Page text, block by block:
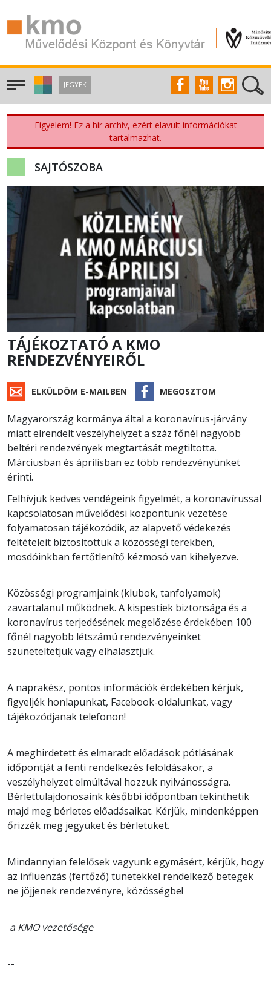
JEGYEK
Figyelem! Ez a hír archív, ezért elavult információkat
tartalmazhat.
SAJTÓSZOBA
TÁJÉKOZTATÓ A KMO
RENDEZVÉNYEIRŐL
ELKÜLDÖM E-MAILBEN MEGOSZTOM
Magyarország kormánya által a koronavírus-járvány
miatt elrendelt veszélyhelyzet a száz főnél nagyobb
beltéri rendezvények megtartását megtiltotta.
Márciusban és áprilisban ez több rendezvényünket
érinti.
Felhívjuk kedves vendégeink figyelmét, a koronavírussal
kapcsolatosan művelődési központunk vezetése
folyamatosan tájékozódik, az alapvető védekezés
feltételeit biztosítottuk a közösségi terekben,
mosdóinkban fertőtlenítő kézmosó van kihelyezve.
Közösségi programjaink (klubok, tanfolyamok)
zavartalanul működnek. A kispestiek biztonsága és a
koronavírus terjedésének megelőzése érdekében 100
főnél nagyobb létszámú rendezvényeinket
szüneteltetjük vagy elhalasztjuk.
A naprakész, pontos információk érdekében kérjük,
figyeljék honlapunkat, Facebook-oldalunkat, vagy
tájékozódjanak telefonon!
A meghirdetett és elmaradt előadások pótlásának
időpontját a fenti rendelkezés feloldásakor, a
veszélyhelyzet elmúltával hozzuk nyilvánosságra.
Bérlettulajdonosaink későbbi időpontban tekinthetik
majd meg bérletes előadásaikat. Kérjük, mindenképpen
őrizzék meg jegyüket és bérletüket.
Mindannyian felelősek vagyunk egymásért, kérjük, hogy
az influenzás (fertőző) tünetekkel rendelkező betegek
ne jöjjenek rendezvényre, közösségbe!
a KMO vezetősége
--